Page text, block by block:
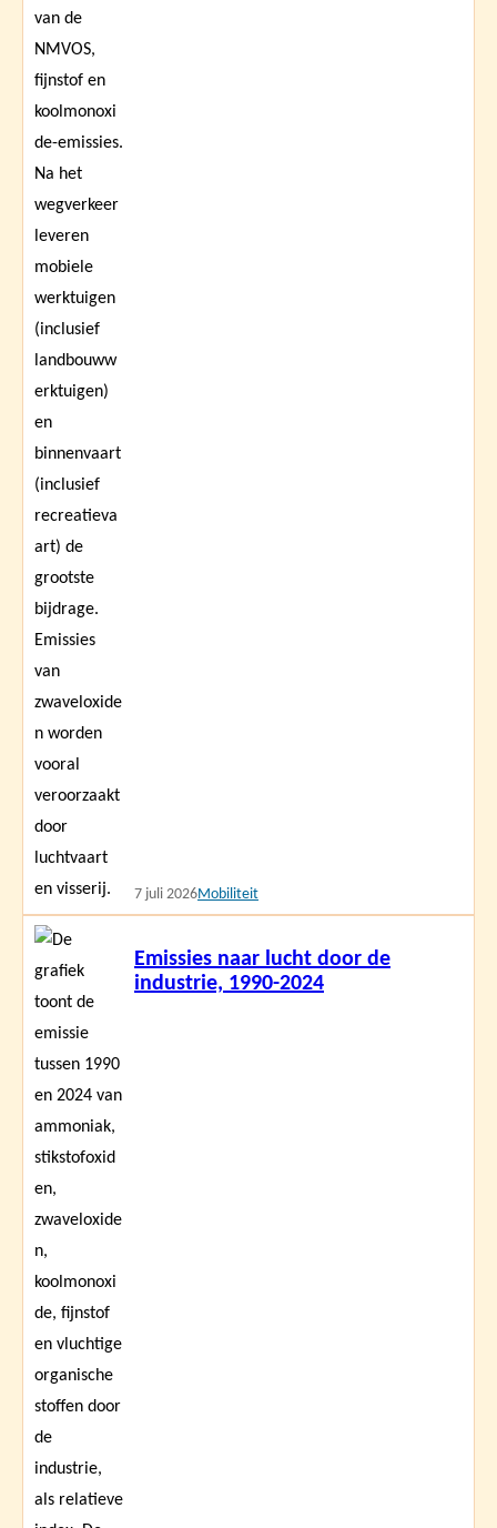
7 juli 2026Mobiliteit
Emissies naar lucht door de
industrie, 1990-2024
Lees
meer